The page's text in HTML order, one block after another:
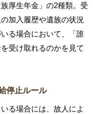
厚生年金」の2種類。受
加入履歴や遺族の状況
る場合において、「誰
受け取れるのかを見て
停止ルール
る場合には、故人によ